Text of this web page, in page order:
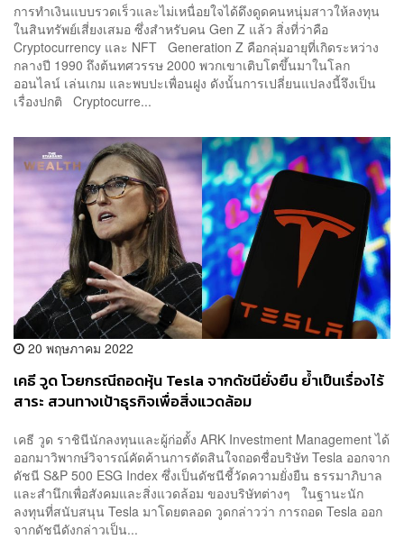
การทำเงินแบบรวดเร็วและไม่เหนื่อยใจได้ดึงดูดคนหนุ่มสาวให้ลงทุน
ในสินทรัพย์เสี่ยงเสมอ ซึ่งสำหรับคน Gen Z แล้ว สิ่งที่ว่าคือ
Cryptocurrency และ NFT Generation Z คือกลุ่มอายุที่เกิดระหว่าง
กลางปี ​​1990 ถึงต้นทศวรรษ 2000 พวกเขาเติบโตขึ้นมาในโลก
ออนไลน์ เล่นเกม และพบปะเพื่อนฝูง ดังนั้นการเปลี่ยนแปลงนี้จึงเป็น
เรื่องปกติ Cryptocurre...
20 พฤษภาคม 2022
เคธี วูด โวยกรณีถอดหุ้น Tesla จากดัชนียั่งยืน ย้ำเป็นเรื่องไร้
สาระ สวนทางเป้าธุรกิจเพื่อสิ่งแวดล้อม
เคธี วูด ราชินีนักลงทุนและผู้ก่อตั้ง ARK Investment Management ได้
ออกมาวิพากษ์วิจารณ์คัดค้านการตัดสินใจถอดชื่อบริษัท Tesla ออกจาก
ดัชนี S&P 500 ESG Index ซึ่งเป็นดัชนีชี้วัดความยั่งยืน ธรรมาภิบาล
และสำนึกเพื่อสังคมและสิ่งแวดล้อม ของบริษัทต่างๆ ในฐานะนัก
ลงทุนที่สนับสนุน Tesla มาโดยตลอด วูดกล่าวว่า การถอด Tesla ออก
จากดัชนีดังกล่าวเป็น...